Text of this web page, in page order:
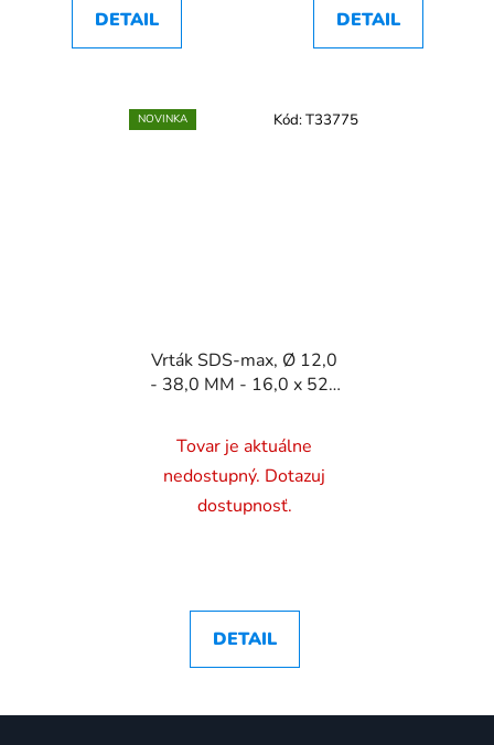
DETAIL DETAIL
NOVINKA
Vrták SDS-max, Ø 12,0
- 38,0 MM - 16,0 x 520
Tovar je aktuálne
nedostupný. Dotazuj
dostupnosť.
DETAIL
Kód:T33775